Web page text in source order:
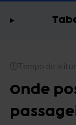
Tempo de
Onde